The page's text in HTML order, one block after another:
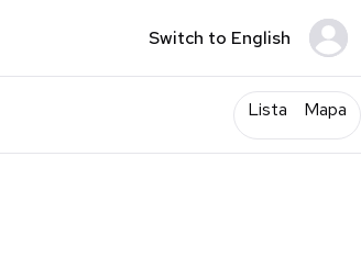
Switch to English
Lista Mapa